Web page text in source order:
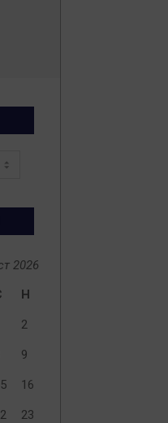
2026
Н
2
9
16
23